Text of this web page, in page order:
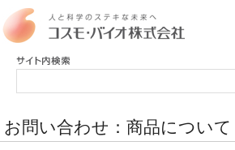
お問い合わせ：商品について